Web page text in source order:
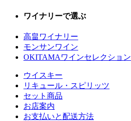
ワイナリーで選ぶ
高畠ワイナリー
モンサンワイン
OKITAMAワインセレクション
ウイスキー
リキュール・スピリッツ
セット商品
お店案内
お支払いと配送方法